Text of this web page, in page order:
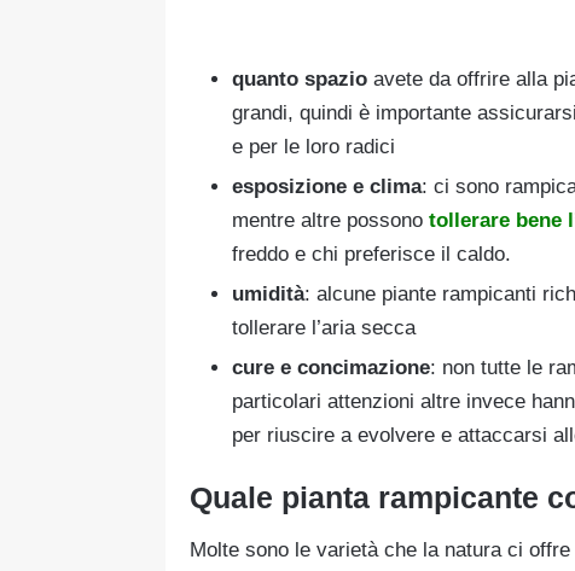
quanto spazio avete da offrire alla
grandi, quindi è importante
e per le loro radici
esposizione e clima: ci sono
mentre altre possono tollerare bene
freddo e chi preferisce il caldo.
umidità: alcune piante rampicanti
tollerare l’aria secca
cure e concimazione: non tutte le
particolari attenzioni altre invece
per riuscire a evolvere e attaccarsi
Quale pianta rampicante
Molte sono le varietà che la natura ci